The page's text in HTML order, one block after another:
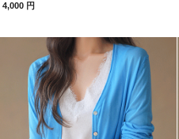
4,000 円